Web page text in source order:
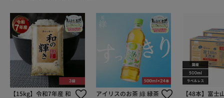
【15kg】令和7年産 和
アイリスのお茶 綠 緑茶
【48本】富士